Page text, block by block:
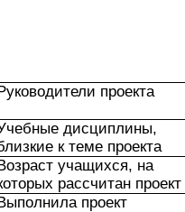
проекта
дисциплины,
к теме проекта
учащихся, на
рассчитан проект
проект